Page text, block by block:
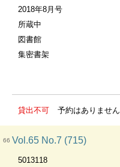
2018年8月号
所蔵中
図書館
集密書架
貸出不可 予約はありません
66 Vol.65 No.7 (715)
5013118